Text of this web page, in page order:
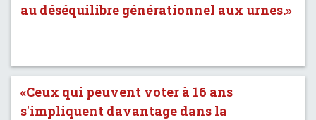
au déséquilibre générationnel aux urnes.»
«Ceux qui peuvent voter à 16 ans
s'impliquent davantage dans la